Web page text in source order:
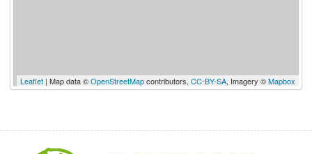
Leaflet | Map data ©OpenStreetMapcontributors, CC-BY-SA, Imagery ©Mapbox